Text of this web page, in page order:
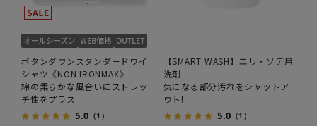
ボタンダウンスタンダードワイ
シャツ《NON IRONMAX》
綿の柔らかな風合いにストレッ
チ性をプラス
5.0 （1）
【SMART WASH】エリ・ソデ用
洗剤
気になる部分汚れをシャットア
ウト!
5.0 （1）